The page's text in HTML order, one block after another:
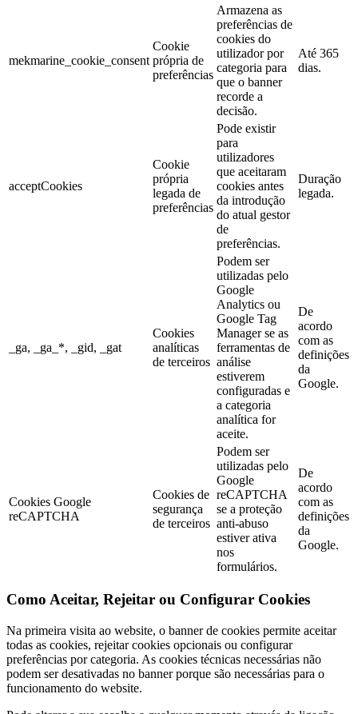
mekmarine_cookie_consent
Cookie
própria de
preferências
Armazena as
preferências de
cookies do
utilizador por
categoria para
que o banner
recorde a
decisão.
Até 365
dias.
acceptCookies
Cookie
própria
legada de
preferências
Pode existir
para
utilizadores
que aceitaram
cookies antes
da introdução
do atual gestor
de
preferências.
Duração
legada.
_ga, _ga_*, _gid, _gat
Cookies
analíticas
de terceiros
Podem ser
utilizadas pelo
Google
Analytics ou
Google Tag
Manager se as
ferramentas de
análise
estiverem
configuradas e
a categoria
analítica for
aceite.
De
acordo
com as
definições
da
Google.
Cookies Google
reCAPTCHA
Cookies de
segurança
de terceiros
Podem ser
utilizadas pelo
Google
reCAPTCHA
se a proteção
anti-abuso
estiver ativa
nos
formulários.
De
acordo
com as
definições
da
Google.
Como Aceitar, Rejeitar ou Configurar Cookies
Na primeira visita ao website, o banner de cookies permite aceitar
todas as cookies, rejeitar cookies opcionais ou configurar
preferências por categoria. As cookies técnicas necessárias não
podem ser desativadas no banner porque são necessárias para o
funcionamento do website.